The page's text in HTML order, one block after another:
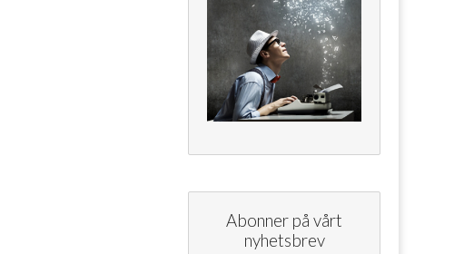
Abonner på vårt
nyhetsbrev